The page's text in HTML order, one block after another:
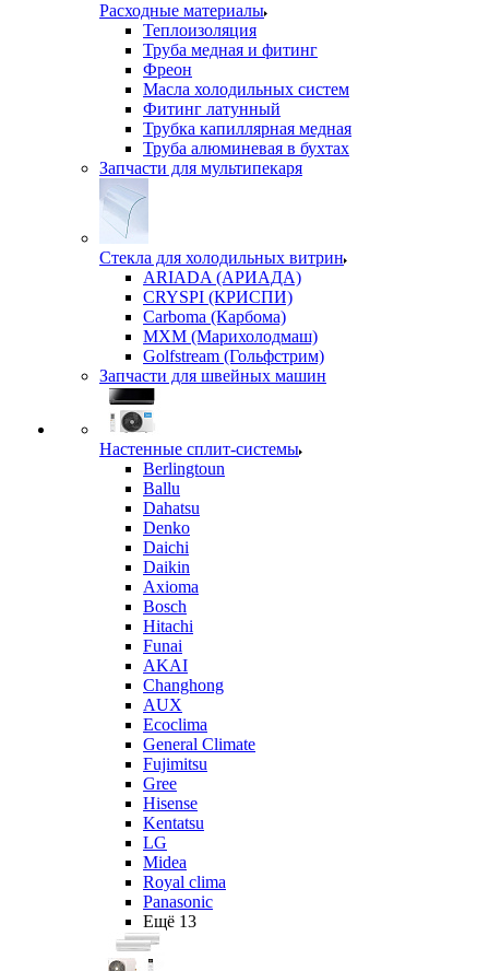
Расходные материалы
Теплоизоляция
Труба медная и фитинг
Фреон
Масла холодильных систем
Фитинг латунный
Трубка капиллярная медная
Труба алюминевая в бухтах
Запчасти для мультипекаря
Стекла для холодильных витрин
ARIADA (АРИАДА)
CRYSPI (КРИСПИ)
Carboma (Карбома)
MXM (Марихолодмаш)
Golfstream (Гольфстрим)
Запчасти для швейных машин
Настенные сплит-системы
Berlingtoun
Ballu
Dahatsu
Denko
Daichi
Daikin
Axioma
Bosch
Hitachi
Funai
AKAI
Changhong
AUX
Ecoclima
General Climate
Fujimitsu
Gree
Hisense
Kentatsu
LG
Midea
Royal clima
Panasonic
Ещё 13